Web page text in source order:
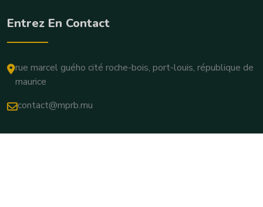
Entrez En Contact
rue marcel guého cité roche-bois, port-louis, république de
maurice
contact@mprb.mu